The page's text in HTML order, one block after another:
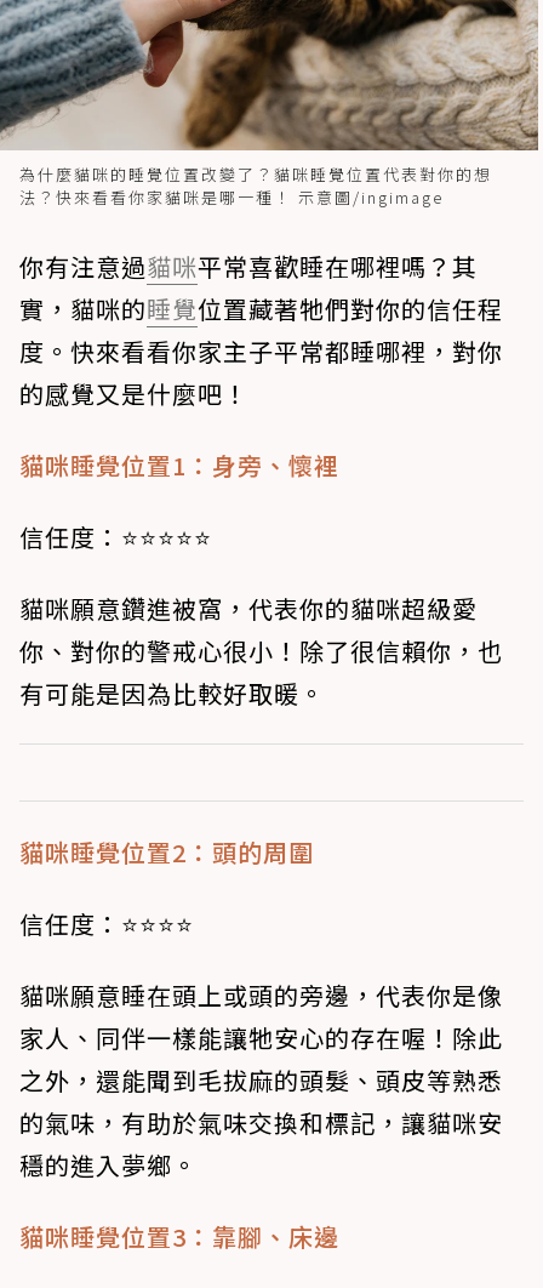
為什麼貓咪的睡覺位置改變了？貓咪睡覺位置代表對你的想
法？快來看看你家貓咪是哪一種！ 示意圖/ingimage
你有注意過貓咪平常喜歡睡在哪裡嗎？其
實，貓咪的睡覺位置藏著牠們對你的信任程
度。快來看看你家主子平常都睡哪裡，對你
的感覺又是什麼吧！
貓咪睡覺位置1：身旁、懷裡
信任度：⭐⭐⭐⭐⭐
貓咪願意鑽進被窩，代表你的貓咪超級愛
你、對你的警戒心很小！除了很信賴你，也
有可能是因為比較好取暖。
貓咪睡覺位置2：頭的周圍
信任度：⭐⭐⭐⭐
貓咪願意睡在頭上或頭的旁邊，代表你是像
家人、同伴一樣能讓牠安心的存在喔！除此
之外，還能聞到毛拔麻的頭髮、頭皮等熟悉
的氣味，有助於氣味交換和標記，讓貓咪安
穩的進入夢鄉。
貓咪睡覺位置3：靠腳、床邊